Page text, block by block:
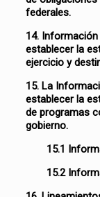
federales.
14.
establecer la
ejercicio y
15. La
establecer la
de programas
gobierno.
15.1
15.2